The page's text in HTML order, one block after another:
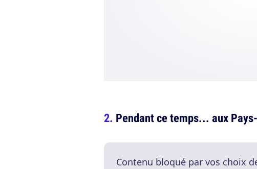
Pendant ce temps... aux
Contenu bloqué par vos choix